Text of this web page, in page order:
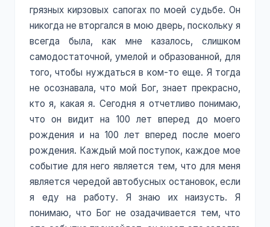
грязных кирзовых сапогах по моей судьбе. Он
никогда не вторгался в мою дверь, поскольку я
всегда была, как мне казалось, слишком
самодостаточной, умелой и образованной, для
того, чтобы нуждаться в ком-то еще. Я тогда
не осознавала, что мой Бог, знает прекрасно,
кто я, какая я. Сегодня я отчетливо понимаю,
что он видит на 100 лет вперед до моего
рождения и на 100 лет вперед после моего
рождения. Каждый мой поступок, каждое мое
событие для него является тем, что для меня
является чередой автобусных остановок, если
я еду на работу. Я знаю их наизусть. Я
понимаю, что Бог не озадачивается тем, что